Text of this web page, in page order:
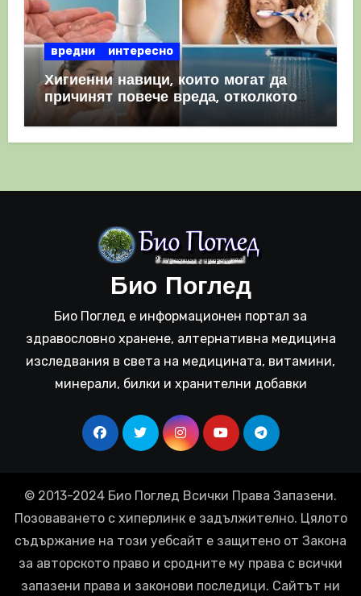
вредни интересно
Хигиенни навици, които могат да
причинят повече вреда, отколкото
полза
Био Поглед
Био Поглед е информационен портал за
здравословно хранене, алтернативна медицина
изследвания в света на медицината, витамини,
минерали, билки и хранителни добавки
© 2013-2024 Био Поглед Всички Права Запазени.
Позоваването с хиперлинк е задължително. Цялото
съдържание на този уебсайт е защитено от Закона
за авторското право и сродните му права с всички
запазени права и законови последици. Сайтът ни